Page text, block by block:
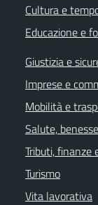
Cultura e
Educazione e
Giustizia e
Imprese e
Mobilità e
Salute,
Tributi, finanze
Turismo
Vita lavorativa